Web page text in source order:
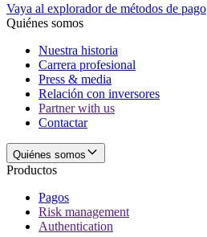
Vaya al explorador de métodos de pago
Quiénes somos
Nuestra historia
Carrera profesional
Press & media
Relación con inversores
Partner with us
Contactar
Quiénes somos
Productos
Pagos
Risk management
Authentication